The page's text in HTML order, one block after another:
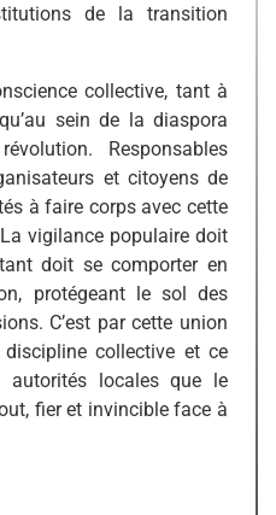
de la transition
collective, tant à
sein de la diaspora
Responsables
et citoyens de
à faire corps avec cette
vigilance populaire doit
doit se comporter en
protégeant le sol des
C’est par cette union
collective et ce
autorités locales que le
fier et invincible face à